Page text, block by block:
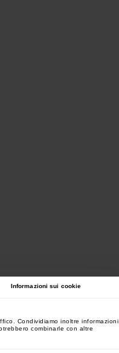
Informazioni sui cookie
Condividiamo inoltre informazioni
combinarle con altre